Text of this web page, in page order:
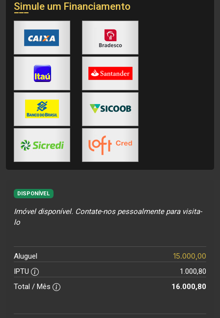
Simule um Financiamento
DISPONÍVEL
Imóvel disponível. Contate-nos pessoalmente para visita-
lo
Aluguel 15.000,00
IPTU
1.000,80
Total / Mês
16.000,80